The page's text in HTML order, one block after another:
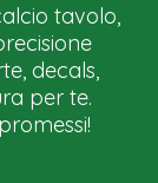
tavolo,
decals,
per te.